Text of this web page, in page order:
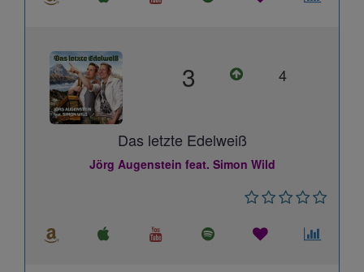
3 4
Das letzte Edelweiß
Jörg Augenstein feat. Simon Wild